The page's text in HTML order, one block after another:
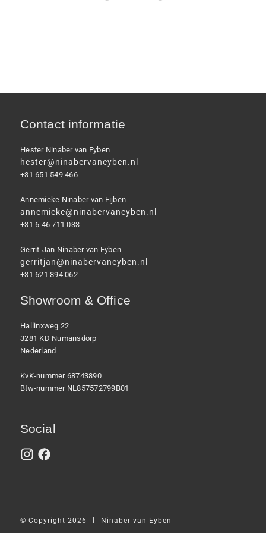
Contact informatie
Hester Ninaber van Eyben
hester@ninabervaneyben.nl
+31 651 549 466
Annemieke Ninaber van Eijben
annemieke@ninabervaneyben.nl
+31 6 46 711 033
Gerrit-Jan Ninaber van Eyben
gerritjan@ninabervaneyben.nl
+31 621 894 062
Showroom & Office
Hallinxweg 22
3281 KD Numansdorp
Nederland
KvK-nummer 68743890
Btw-nummer NL857572799B01
Social
© Copyright 2026 Ninaber van Eyben